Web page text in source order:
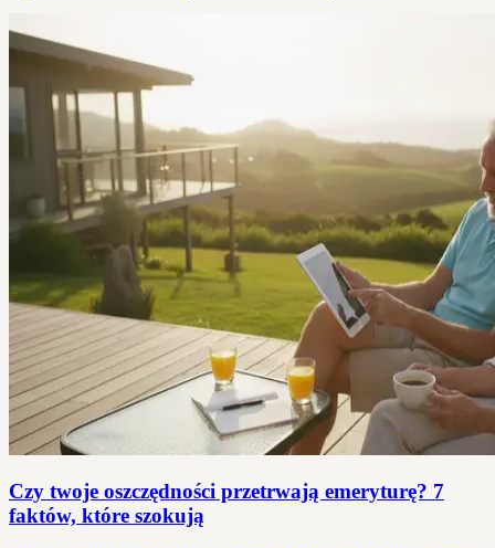
Czy twoje oszczędności przetrwają emeryturę? 7
faktów, które szokują